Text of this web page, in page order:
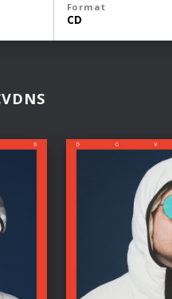
Format
CD